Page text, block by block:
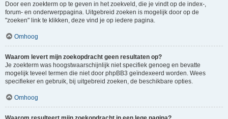
Door een zoekterm op te geven in het zoekveld, die je vindt op de index-,
forum- en onderwerppagina. Uitgebreid zoeken is mogelijk door op de
"zoeken" link te klikken, deze vind je op iedere pagina.
Omhoog
Waarom levert mijn zoekopdracht geen resultaten op?
Je zoekterm was hoogstwaarschijnlijk niet specifiek genoeg en bevatte
mogelijk teveel termen die niet door phpBB3 geïndexeerd worden. Wees
specifieker en gebruik, bij uitgebreid zoeken, de beschikbare opties.
Omhoog